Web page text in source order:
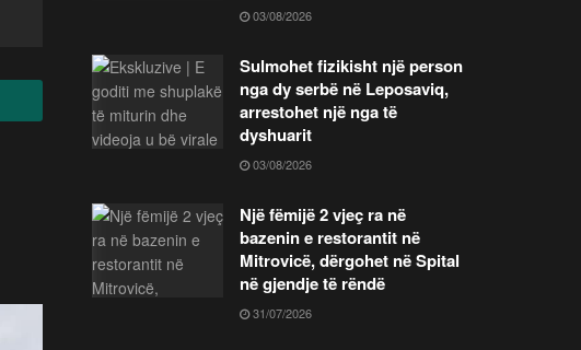
03/08/2026
Sulmohet fizikisht një person
nga dy serbë në Leposaviq,
arrestohet një nga të
dyshuarit
03/08/2026
Një fëmijë 2 vjeç ra në
bazenin e restorantit në
Mitrovicë, dërgohet në Spital
në gjendje të rëndë
31/07/2026